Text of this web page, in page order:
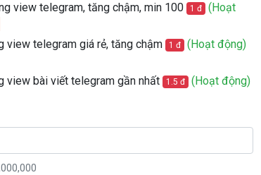
view telegram, tăng chậm, min 100 1 đ
(Hoạt
view telegram giá rẻ, tăng chậm 1 đ (Hoạt động)
view bài viết telegram gần nhất 1.5 đ (Hoạt động)